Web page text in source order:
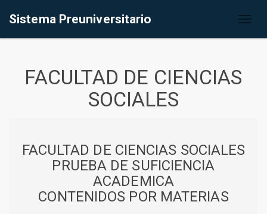
Sistema Preuniversitario
FACULTAD DE CIENCIAS
SOCIALES
FACULTAD DE CIENCIAS SOCIALES
PRUEBA DE SUFICIENCIA
ACADEMICA
CONTENIDOS POR MATERIAS